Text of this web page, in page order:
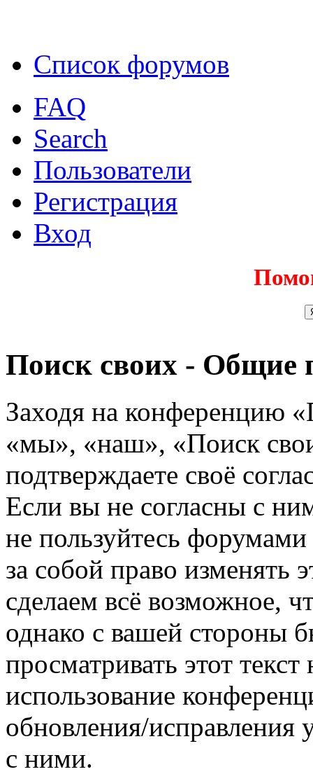
Список форумов
FAQ
Search
Пользователи
Регистрация
Вход
Поиск своих - Общие
Заходя на конференцию
«мы», «наш», «Поиск
подтверждаете своё
Если вы не согласны с
не пользуйтесь
за собой право изменять
сделаем всё возможное,
однако с вашей стороны
просматривать этот
использование
обновления/исправления
с ними.